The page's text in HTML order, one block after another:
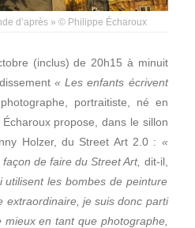
d’après » © Philippe Écharoux
(inclus) de 20h15 à minuit
« Les enfants écrivent
photographe, portraitiste, né en
propose, dans le sillon
Holzer, du Street Art 2.0 : «
de faire du Street Art, dit-il,
les bombes de peinture
extraordinaire, je suis donc parti
mieux en tant que photographe,